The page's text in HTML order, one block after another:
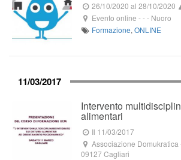
26/10/2020 al 28/10/2020
Evento online --- Nuoro
Formazione,ONLINE
11/03/2017
Intervento
alimentari
Il 11/03/2017
Associazione Domukratica
09127Cagliari